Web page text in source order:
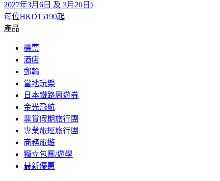
2027年3月6日 及 3月20日)
每位HKD15190起
產品
機票
酒店
郵輪
當地玩樂
日本鐵路周遊券
金光飛航
尊賞假期旅行團
專業旅運旅行團
商務旅遊
獨立包團/遊學
最新優惠